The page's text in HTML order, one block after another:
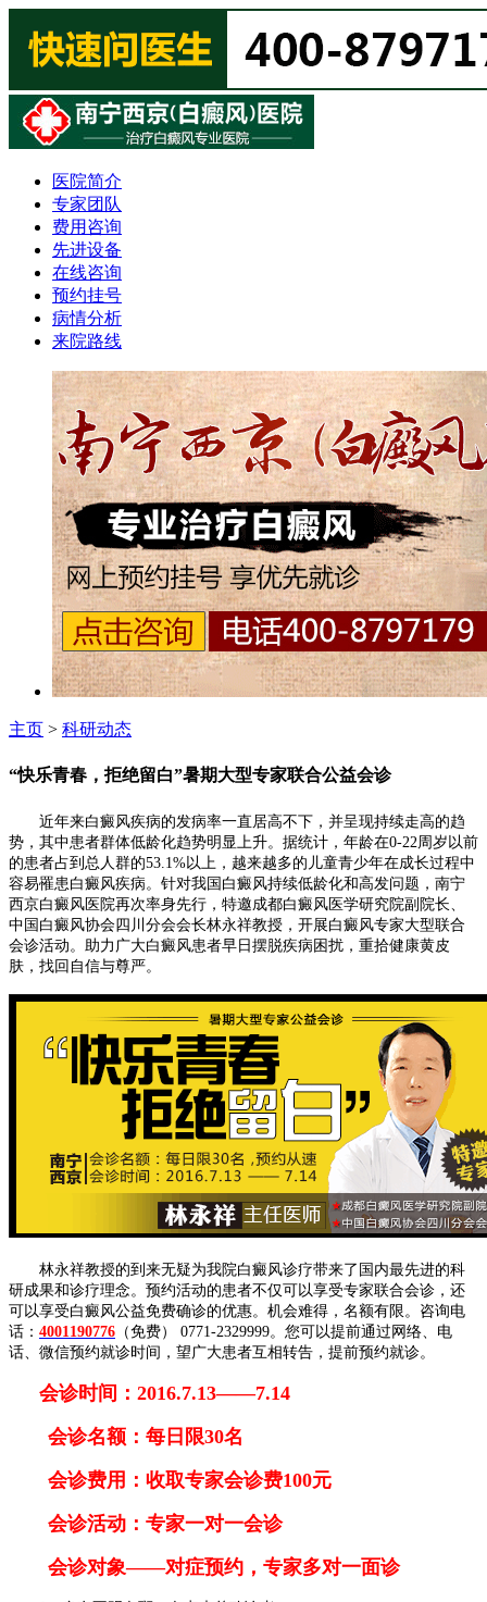
医院简介
专家团队
费用咨询
先进设备
在线咨询
预约挂号
病情分析
来院路线
主页 > 科研动态
“快乐青春，拒绝留白”暑期大型专家联合公益会诊
近年来白癜风疾病的发病率一直居高不下，并呈现持续走高的趋
势，其中患者群体低龄化趋势明显上升。据统计，年龄在0-22周岁以前
的患者占到总人群的53.1%以上，越来越多的儿童青少年在成长过程中
容易罹患白癜风疾病。针对我国白癜风持续低龄化和高发问题，南宁
西京白癜风医院再次率身先行，特邀成都白癜风医学研究院副院长、
中国白癜风协会四川分会会长林永祥教授，开展白癜风专家大型联合
会诊活动。助力广大白癜风患者早日摆脱疾病困扰，重拾健康黄皮
肤，找回自信与尊严。
林永祥教授的到来无疑为我院白癜风诊疗带来了国内最先进的科
研成果和诊疗理念。预约活动的患者不仅可以享受专家联合会诊，还
可以享受白癜风公益免费确诊的优惠。机会难得，名额有限。咨询电
话： 4001190776 （免费） 0771-2329999。您可以提前通过网络、电
话、微信预约就诊时间，望广大患者互相转告，提前预约就诊。
会诊时间：2016.7.13——7.14
会诊名额：每日限30名
会诊费用：收取专家会诊费100元
会诊活动：专家一对一会诊
会诊对象——对症预约，专家多对一面诊